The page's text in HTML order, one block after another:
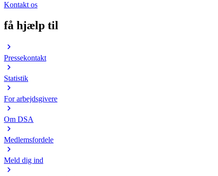
Kontakt os
få hjælp til
Pressekontakt
Statistik
For arbejdsgivere
Om DSA
Medlemsfordele
Meld dig ind